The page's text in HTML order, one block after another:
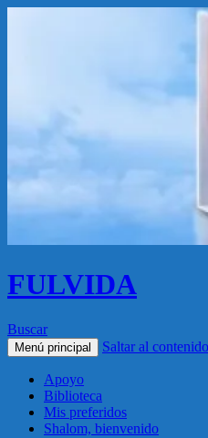
FULVIDA
Buscar
Menú principal Saltar al contenido
Apoyo
Biblioteca
Mis preferidos
Shalom, bienvenido